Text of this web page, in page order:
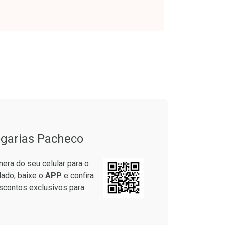
Pacheco
do seu celular para o
baixe o APP e confira
exclusivos para